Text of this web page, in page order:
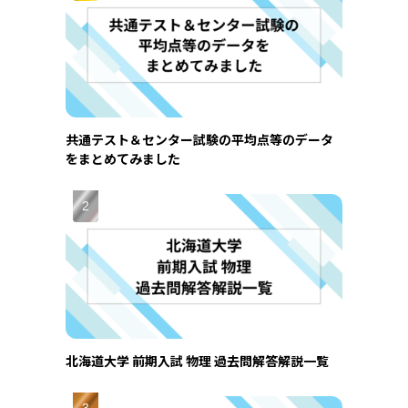
共通テスト＆センター試験の平均点等のデータ
をまとめてみました
北海道大学 前期入試 物理 過去問解答解説一覧